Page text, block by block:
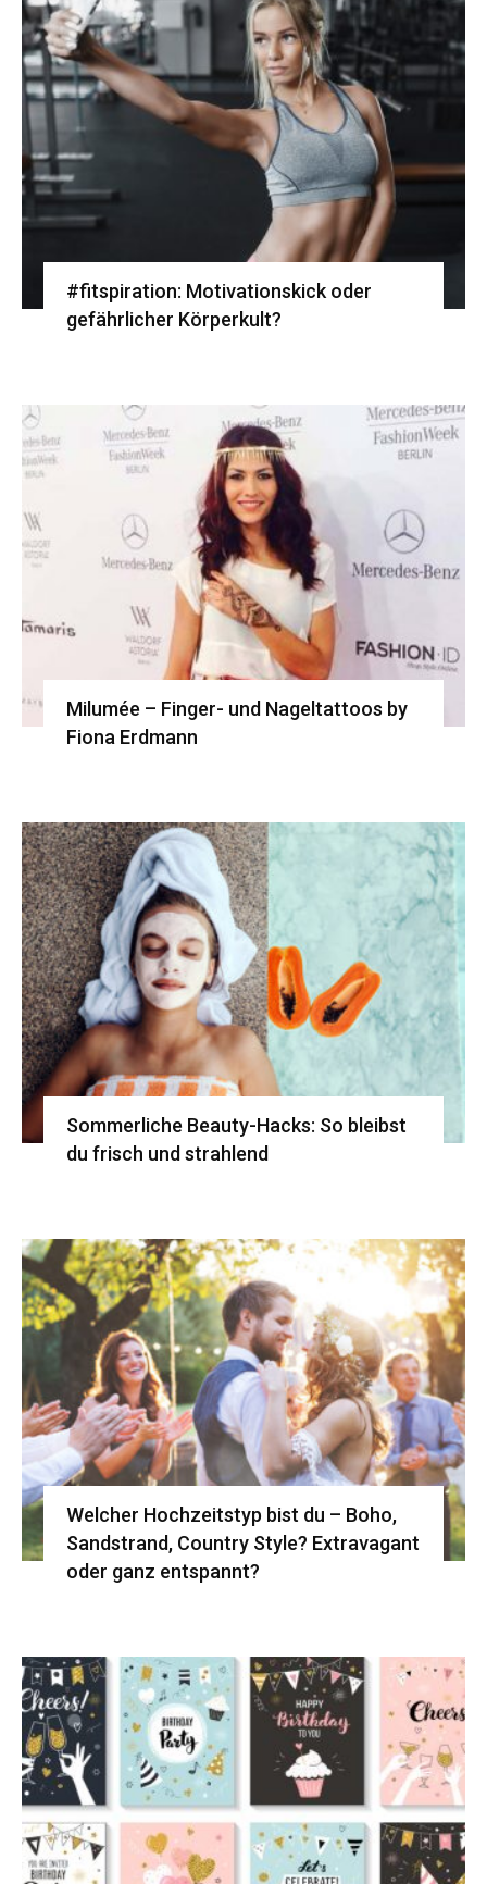
#fitspiration: Motivationskick oder
gefährlicher Körperkult?
Milumée – Finger- und Nageltattoos by
Fiona Erdmann
Sommerliche Beauty-Hacks: So bleibst
du frisch und strahlend
Welcher Hochzeitstyp bist du – Boho,
Sandstrand, Country Style? Extravagant
oder ganz entspannt?